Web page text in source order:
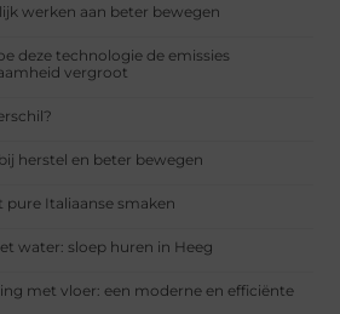
werken aan beter bewegen
deze technologie de emissies
vergroot
herstel en beter bewegen
Italiaanse smaken
water: sloep huren in Heeg
met vloer: een moderne en efficiënte